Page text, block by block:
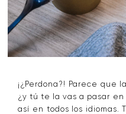
¡¿Perdona?! Parece que
¿y tú te la vas a pasar en
así en todos los idiomas.